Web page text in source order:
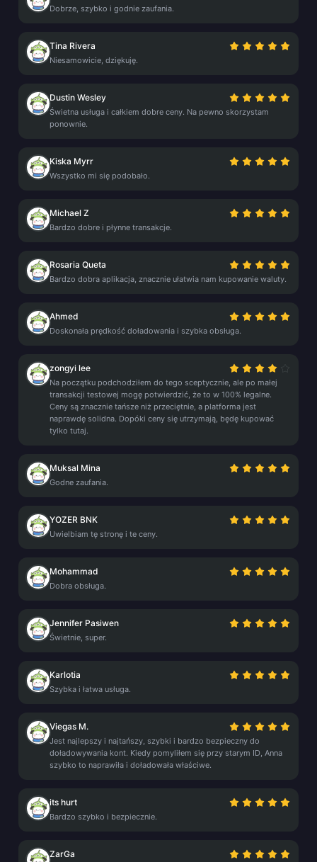
Dobrze, szybko i godnie zaufania.
Tina Rivera
Niesamowicie, dziękuję.
Dustin Wesley
Świetna usługa i całkiem dobre ceny. Na pewno skorzystam
ponownie.
Kiska Myrr
Wszystko mi się podobało.
Michael Z
Bardzo dobre i płynne transakcje.
Rosaria Queta
Bardzo dobra aplikacja, znacznie ułatwia nam kupowanie waluty.
Ahmed
Doskonała prędkość doładowania i szybka obsługa.
zongyi lee
Na początku podchodziłem do tego sceptycznie, ale po małej
transakcji testowej mogę potwierdzić, że to w 100% legalne.
Ceny są znacznie tańsze niż przeciętnie, a platforma jest
naprawdę solidna. Dopóki ceny się utrzymają, będę kupować
tylko tutaj.
Muksal Mina
Godne zaufania.
YOZER BNK
Uwielbiam tę stronę i te ceny.
Mohammad
Dobra obsługa.
Jennifer Pasiwen
Świetnie, super.
Karlotia
Szybka i łatwa usługa.
Viegas M.
Jest najlepszy i najtańszy, szybki i bardzo bezpieczny do
doładowywania kont. Kiedy pomyliłem się przy starym ID, Anna
szybko to naprawiła i doładowała właściwe.
its hurt
Bardzo szybko i bezpiecznie.
ZarGa